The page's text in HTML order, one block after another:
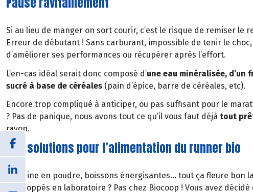
Si au lieu de manger on sort courir, c’est le risque de remiser le
Erreur de débutant ! Sans carburant, impossible de tenir le
d’améliorer ses performances ou récupérer après l’effort.
L’en-cas idéal serait donc composé d’une eau minéralisée, d’un
sucré à base de céréales (pain d’épice, barre de céréales, etc).
Encore trop compliqué à anticiper, ou pas suffisant pour le
? Pas de panique, nous avons tout ce qu’il vous faut déjà tout
rayon.
Des solutions pour l’alimentation du runner bio
Protéine en poudre, boissons énergisantes… tout ça fleure
développés en laboratoire ? Pas chez Biocoop ! Vous avez